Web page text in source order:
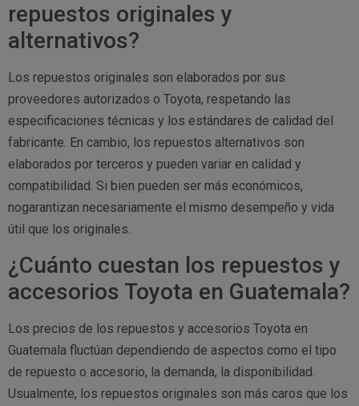
repuestos originales y
alternativos?
Los repuestos originales son elaborados por sus
proveedores autorizados o Toyota, respetando las
especificaciones técnicas y los estándares de calidad del
fabricante. En cambio, los repuestos alternativos son
elaborados por terceros y pueden variar en calidad y
compatibilidad. Si bien pueden ser más económicos,
nogarantizan necesariamente el mismo desempeño y vida
útil que los originales.
¿Cuánto cuestan los repuestos y
accesorios Toyota en Guatemala?
Los precios de los repuestos y accesorios Toyota en
Guatemala fluctúan dependiendo de aspectos como el tipo
de repuesto o accesorio, la demanda, la disponibilidad.
Usualmente, los repuestos originales son más caros que los